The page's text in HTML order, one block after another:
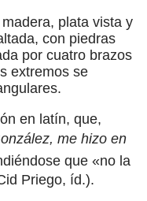
plata vista y
con piedras
por cuatro brazos
extremos se
en latín, que,
me hizo en
que «no la
Priego, íd.).